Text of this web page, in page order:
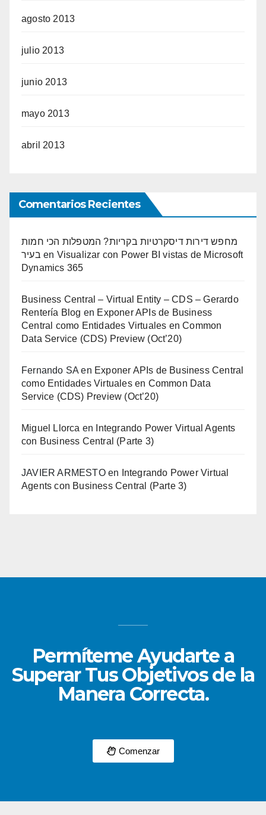
agosto 2013
julio 2013
junio 2013
mayo 2013
abril 2013
Comentarios Recientes
מחפש דירות דיסקרטיות בקריות? המטפלות הכי חמות
בעיר en Visualizar con Power BI vistas de Microsoft
Dynamics 365
Business Central – Virtual Entity – CDS – Gerardo
Rentería Blog en Exponer APIs de Business
Central como Entidades Virtuales en Common
Data Service (CDS) Preview (Oct’20)
Fernando SA en Exponer APIs de Business Central
como Entidades Virtuales en Common Data
Service (CDS) Preview (Oct’20)
Miguel Llorca en
Integrando Power Virtual Agents
con Business Central (Parte 3)
JAVIER ARMESTOen
Integrando Power Virtual
Agents con Business Central (Parte 3)
Permíteme Ayudarte a
Superar Tus Objetivos de la
Manera Correcta.
Comenzar